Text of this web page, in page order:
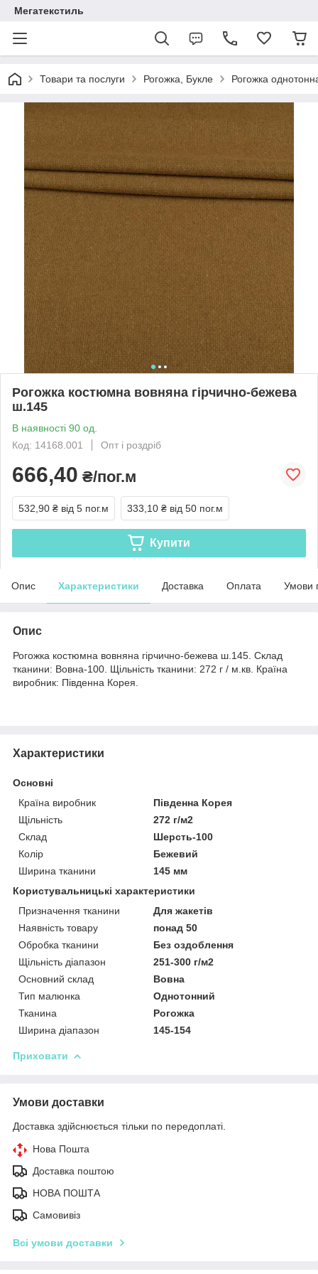
Мегатекстиль
Товари та послуги Рогожка, Букле Рогожка
Рогожка костюмна вовняна гірчично-бежева
ш.145
В наявності 90 од.
Код: 14168.001
Опт і роздріб
666,40 ₴/пог.м
532,90 ₴ від 5 пог.м 333,10 ₴ від 50 пог.м
Купити
Опис Характеристики Доставка Оплата Умови
Опис
Рогожка костюмна вовняна гірчично-бежева ш.145. Склад
тканини: Вовна-100. Щільність тканини: 272 г / м.кв. Країна
виробник: Південна Корея.
Характеристики
Основні
Країна виробник
Південна Корея
Щільність
272 г/м2
Склад
Шерсть-100
Колір
Бежевий
Ширина тканини
145 мм
Користувальницькі характеристики
Призначення тканини
Для жакетів
Наявність товару
понад 50
Обробка тканини
Без оздоблення
Щільність діапазон
251-300 г/м2
Основний склад
Вовна
Тип малюнка
Однотонний
Тканина
Рогожка
Ширина діапазон
145-154
Приховати
Умови доставки
Доставка здійснюється тільки по передоплаті.
Нова Пошта
Доставка поштою
НОВА ПОШТА
Самовивіз
Всі умови доставки